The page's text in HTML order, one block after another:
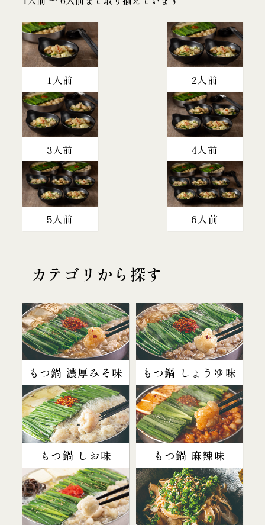
1人前 2人前
3人前 4人前
5人前 6人前
カテゴリから探す
もつ鍋 濃厚みそ味 もつ鍋 しょうゆ味
もつ鍋 しお味 もつ鍋 麻辣味